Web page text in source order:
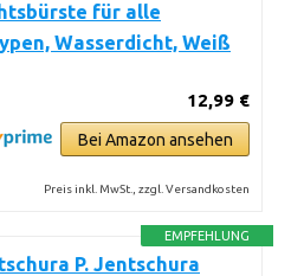
für alle
Wasserdicht, Weiß
12,99 €
Bei Amazon ansehen
Preis inkl. MwSt., zzgl. Versandkosten
EMPFEHLUNG
P. Jentschura